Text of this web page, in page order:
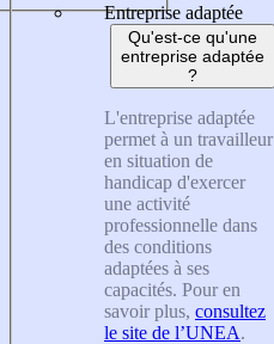
Entreprise adaptée
Qu'est-ce qu'une
entreprise adaptée
?
L'entreprise adaptée
permet à un travailleur
en situation de
handicap d'exercer
une activité
professionnelle dans
des conditions
adaptées à ses
capacités. Pour en
savoir plus, consultez
le site de l’UNEA.